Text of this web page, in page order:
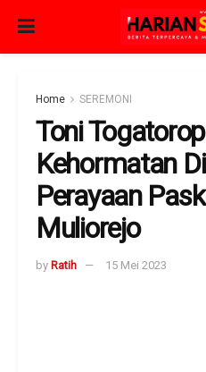
Home SEREMONI
Toni
Kehormatan
Perayaan
Muliorejo
by Ratih 15 Mei 2023